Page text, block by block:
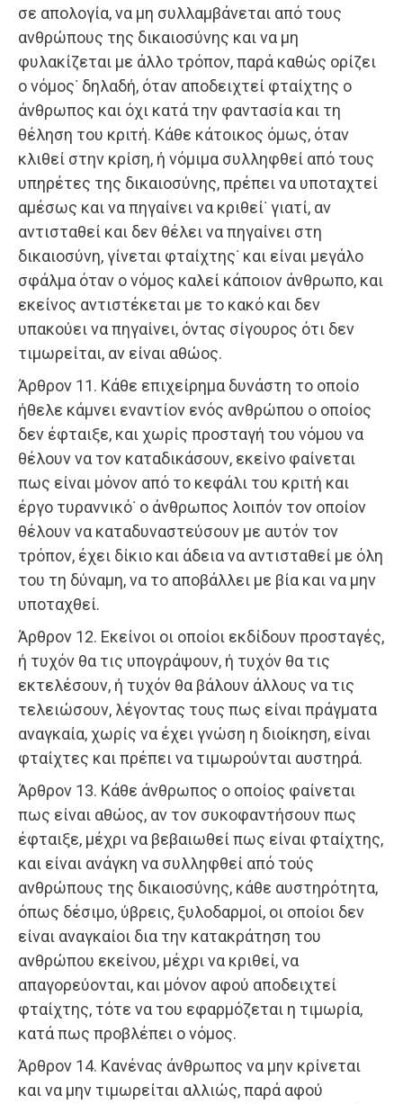
σε απολογία, να μη συλλαμβάνεται από τους
ανθρώπους της δικαιοσύνης και να μη
φυλακίζεται με άλλο τρόπον, παρά καθώς ορίζει
ο νόμος˙ δηλαδή, όταν αποδειχτεί φταίχτης ο
άνθρωπος και όχι κατά την φαντασία και τη
θέληση του κριτή. Κάθε κάτοικος όμως, όταν
κλιθεί στην κρίση, ή νόμιμα συλληφθεί από τους
υπηρέτες της δικαιοσύνης, πρέπει να υποταχτεί
αμέσως και να πηγαίνει να κριθεί˙ γιατί, αν
αντισταθεί και δεν θέλει να πηγαίνει στη
δικαιοσύνη, γίνεται φταίχτης˙ και είναι μεγάλο
σφάλμα όταν ο νόμος καλεί κάποιον άνθρωπο, και
εκείνος αντιστέκεται με το κακό και δεν
υπακούει να πηγαίνει, όντας σίγουρος ότι δεν
τιμωρείται, αν είναι αθώος.
Άρθρον 11. Κάθε επιχείρημα δυνάστη το οποίο
ήθελε κάμνει εναντίον ενός ανθρώπου ο οποίος
δεν έφταιξε, και χωρίς προσταγή του νόμου να
θέλουν να τον καταδικάσουν, εκείνο φαίνεται
πως είναι μόνον από το κεφάλι του κριτή και
έργο τυραννικό˙ ο άνθρωπος λοιπόν τον οποίον
θέλουν να καταδυναστεύσουν με αυτόν τον
τρόπον, έχει δίκιο και άδεια να αντισταθεί με όλη
του τη δύναμη, να το αποβάλλει με βία και να μην
υποταχθεί.
Άρθρον 12. Εκείνοι οι οποίοι εκδίδουν προσταγές,
ή τυχόν θα τις υπογράψουν, ή τυχόν θα τις
εκτελέσουν, ή τυχόν θα βάλουν άλλους να τις
τελειώσουν, λέγοντας τους πως είναι πράγματα
αναγκαία, χωρίς να έχει γνώση η διοίκηση, είναι
φταίχτες και πρέπει να τιμωρούνται αυστηρά.
Άρθρον 13. Κάθε άνθρωπος ο οποίος φαίνεται
πως είναι αθώος, αν τον συκοφαντήσουν πως
έφταιξε, μέχρι να βεβαιωθεί πως είναι φταίχτης,
και είναι ανάγκη να συλληφθεί από τούς
ανθρώπους της δικαιοσύνης, κάθε αυστηρότητα,
όπως δέσιμο, ύβρεις, ξυλοδαρμοί, οι οποίοι δεν
είναι αναγκαίοι δια την κατακράτηση του
ανθρώπου εκείνου, μέχρι να κριθεί, να
απαγορεύονται, και μόνον αφού αποδειχτεί
φταίχτης, τότε να του εφαρμόζεται η τιμωρία,
κατά πως προβλέπει ο νόμος.
Άρθρον 14. Κανένας άνθρωπος να μην κρίνεται
και να μην τιμωρείται αλλιώς, παρά αφού